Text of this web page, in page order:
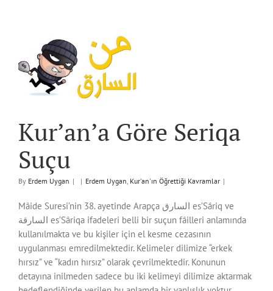
Kur’an’a Göre Seriqa
Suçu
By Erdem Uygan | | Erdem Uygan, Kur'an'ın Öğrettiği Kavramlar |
Mâide Suresi’nin 38. ayetinde Arapça السارق es’Sâriq ve
السارقة es’Sâriqa ifadeleri belli bir suçun fâilleri anlamında
kullanılmakta ve bu kişiler için el kesme cezasının
uygulanması emredilmektedir. Kelimeler dilimize “erkek
hırsız” ve “kadın hırsız” olarak çevrilmektedir. Konunun
detayına inilmeden sadece bu iki kelimeyi dilimize aktarmak